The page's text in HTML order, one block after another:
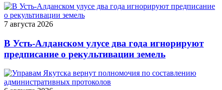
7 августа 2026
В Усть-Алданском улусе два года игнорируют
предписание о рекультивации земель